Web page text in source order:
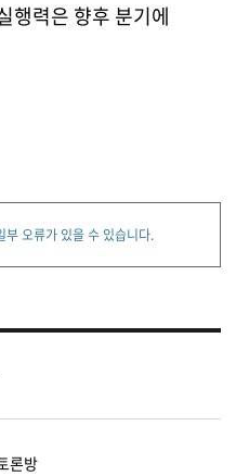
행력은 향후 분기에
부 오류가 있을 수 있습니다.
론방